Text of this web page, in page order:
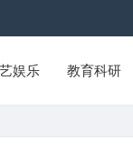
娱乐 教育科研